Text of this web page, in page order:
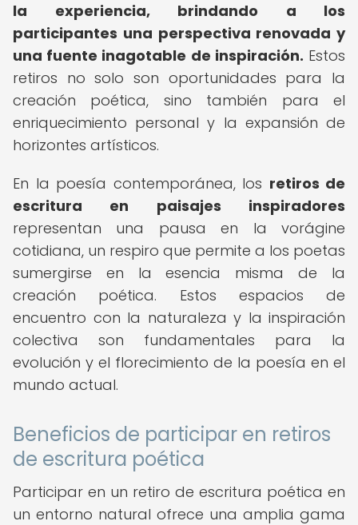
la experiencia, brindando a los
participantes una perspectiva renovada y
una fuente inagotable de inspiración. Estos
retiros no solo son oportunidades para la
creación poética, sino también para el
enriquecimiento personal y la expansión de
horizontes artísticos.
En la poesía contemporánea, los retiros de
escritura en paisajes inspiradores
representan una pausa en la vorágine
cotidiana, un respiro que permite a los poetas
sumergirse en la esencia misma de la
creación poética. Estos espacios de
encuentro con la naturaleza y la inspiración
colectiva son fundamentales para la
evolución y el florecimiento de la poesía en el
mundo actual.
Beneficios de participar en retiros
de escritura poética
Participar en un retiro de escritura poética en
un entorno natural ofrece una amplia gama